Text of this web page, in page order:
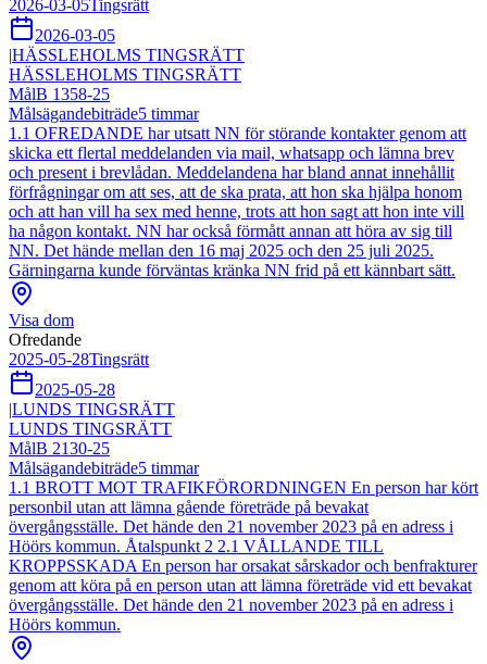
2026-03-05Tingsrätt
2026-03-05
|HÄSSLEHOLMS TINGSRÄTT
HÄSSLEHOLMS TINGSRÄTT
MålB 1358-25
Målsägandebiträde5 timmar
1.1 OFREDANDE har utsatt NN för störande kontakter genom att
skicka ett flertal meddelanden via mail, whatsapp och lämna brev
och present i brevlådan. Meddelandena har bland annat innehållit
förfrågningar om att ses, att de ska prata, att hon ska hjälpa honom
och att han vill ha sex med henne, trots att hon sagt att hon inte vill
ha någon kontakt. NN har också förmått annan att höra av sig till
NN. Det hände mellan den 16 maj 2025 och den 25 juli 2025.
Gärningarna kunde förväntas kränka NN frid på ett kännbart sätt.
Visa dom
Ofredande
2025-05-28Tingsrätt
2025-05-28
|LUNDS TINGSRÄTT
LUNDS TINGSRÄTT
MålB 2130-25
Målsägandebiträde5 timmar
1.1 BROTT MOT TRAFIKFÖRORDNINGEN En person har kört
personbil utan att lämna gående företräde på bevakat
övergångsställe. Det hände den 21 november 2023 på en adress i
Höörs kommun. Åtalspunkt 2 2.1 VÅLLANDE TILL
KROPPSSKADA En person har orsakat sårskador och benfrakturer
genom att köra på en person utan att lämna företräde vid ett bevakat
övergångsställe. Det hände den 21 november 2023 på en adress i
Höörs kommun.